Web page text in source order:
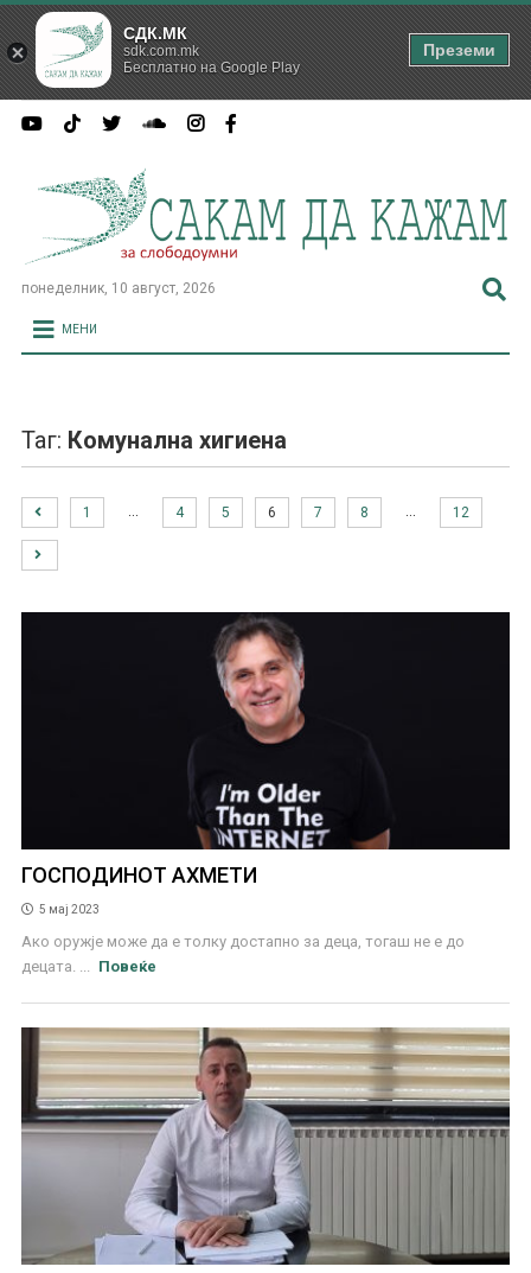
понеделник, 10 август, 2026
МЕНИ
Таг: Комунална хигиена
1 4 5 6 7 8 12
ГОСПОДИНОТ АХМЕТИ
5 мај 2023
Ако оружје може да е толку достапно за деца, тогаш не е до
децата. ...
Повеќе
СДК.МК
sdk.com.mk
Бесплатно на Google Play
Преземи